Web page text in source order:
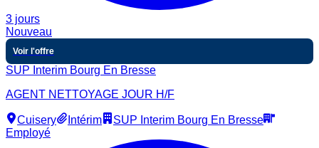
3 jours
Nouveau
Voir l'offre
SUP Interim Bourg En Bresse
AGENT NETTOYAGE JOUR H/F
Cuisery Intérim
SUP Interim Bourg En Bresse
Employé